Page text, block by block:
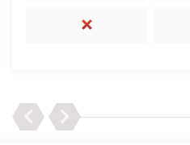
Previous
Next